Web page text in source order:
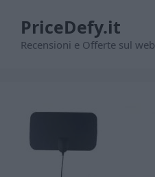
contenuto
PriceDefy.it
Recensioni e Offerte sul web